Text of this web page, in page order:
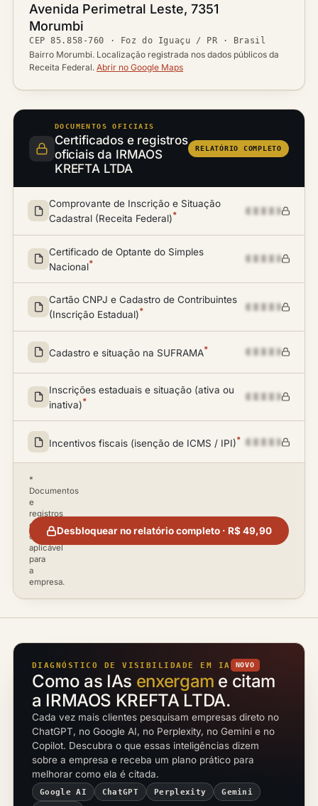
Logradouro
Avenida Perimetral Leste, 7351
Bairro
Morumbi
CEP
CEP85.858-760 ·
Cidade / UF
Foz do Iguaçu / PR · Brasil
Bairro Morumbi. Localização registrada nos dados públicos da
Receita Federal. Abrir no Google Maps
DOCUMENTOS OFICIAIS
Certificados e registros
oficiais da IRMAOS
KREFTA LTDA
RELATÓRIO COMPLETO
Comprovante de Inscrição e Situação
Cadastral (Receita Federal)*
Certificado de Optante do Simples
Nacional*
Cartão CNPJ e Cadastro de Contribuintes
(Inscrição Estadual)*
Cadastro e situação na SUFRAMA*
Inscrições estaduais e situação (ativa ou
inativa)*
Incentivos fiscais (isenção de ICMS / IPI)*
*
Documentos
e
registros
disponíveis
conforme
aplicável
para
a
empresa.
Desbloquear no relatório completo · R$ 49,90
DIAGNÓSTICO DE VISIBILIDADE EM IA NOVO
Como as IAs enxergam e citam
a IRMAOS KREFTA LTDA.
Cada vez mais clientes pesquisam empresas direto no
ChatGPT, no Google AI, no Perplexity, no Gemini e no
Copilot. Descubra o que essas inteligências dizem
sobre a empresa e receba um plano prático para
melhorar como ela é citada.
Google AI ChatGPT Perplexity Gemini